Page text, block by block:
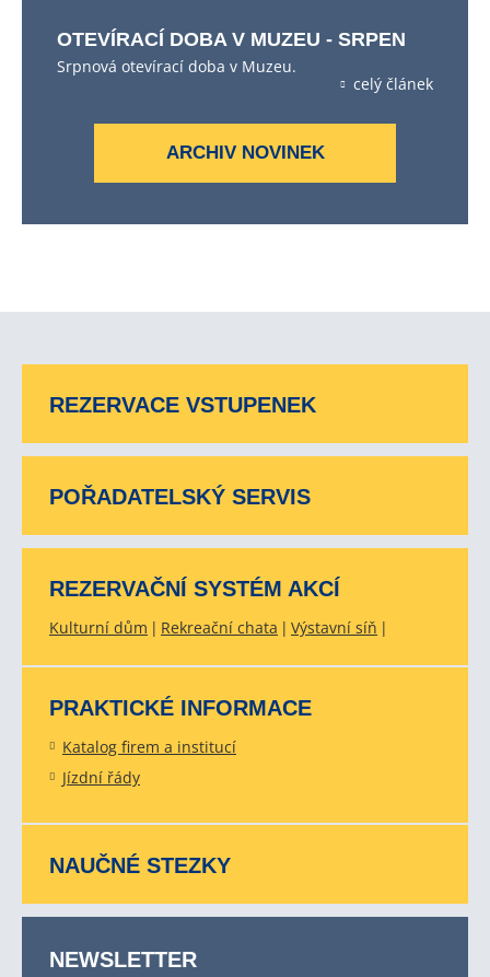
OTEVÍRACÍ DOBA V MUZEU - SRPEN
Srpnová otevírací doba v Muzeu.
celý článek
ARCHIV NOVINEK
REZERVACE VSTUPENEK
POŘADATELSKÝ SERVIS
REZERVAČNÍ SYSTÉM AKCÍ
Kulturní dům Rekreační chata Výstavní síň
PRAKTICKÉ INFORMACE
Katalog firem a institucí
Jízdní řády
NAUČNÉ STEZKY
NEWSLETTER